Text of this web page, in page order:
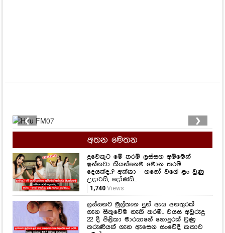
❮ ❯
අතන මෙතන
දුවෙකුට මේ තරම් ලස්සන අම්මෙක්
ඉන්නවා කියන්නෙම මොන තරම්
දෙයක්ද..? අක්කා - නගෝ වගේ ළං වුණු
උදාරියි, දෝණියි...
1,740Views
ලස්සනට මුල්තැන දුන් ඇය අනතුරක්
ගැන සිතුවේම නැති තරම්.. වයස අවුරුදු
22 දී පිළිකා මාරයාගේ ගොදුරක් වුණු
තරුණියක් ගැන ඇසෙන සංවේදී කතාව